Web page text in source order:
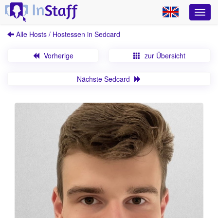
Alle Hosts / Hostessen in Sedcard
Vorherige zur Übersicht
Nächste Sedcard